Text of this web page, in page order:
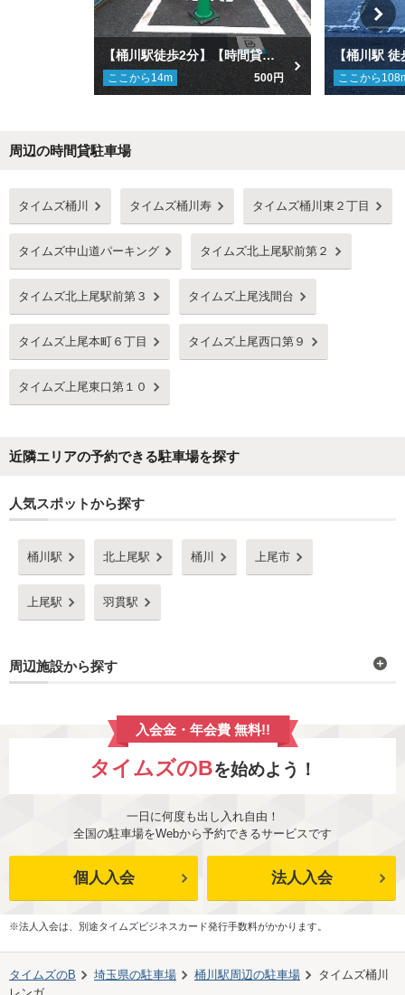
【桶川駅徒歩2分】【時間貸し併設】タイムズ桶川レンガ駐車場
ここから 14m 500円 ここから 108
周辺の時間貸駐車場
タイムズ桶川 タイムズ桶川寿 タイムズ桶川東２丁目
タイムズ中山道パーキング タイムズ北上尾駅前第２
タイムズ北上尾駅前第３ タイムズ上尾浅間台
タイムズ上尾本町６丁目 タイムズ上尾西口第９
タイムズ上尾東口第１０
近隣エリアの予約できる駐車場を探す
人気スポットから探す
桶川駅 北上尾駅 桶川 上尾市
上尾駅 羽貫駅
周辺施設から探す
入会金・年会費 無料!!
タイムズのBを始めよう！
一日に何度も出し入れ自由！
全国の駐車場をWebから予約できるサービスです
個人入会 法人入会
※法人入会は、別途タイムズビジネスカード発行手数料がかかります。
タイムズのB 埼玉県の駐車場 桶川駅周辺の駐車場
タイムズ桶川